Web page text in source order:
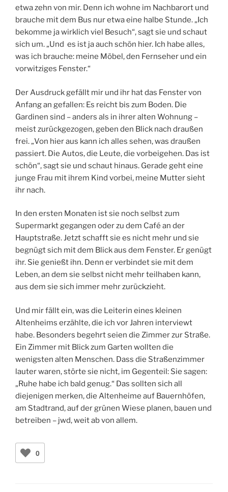
etwa zehn von mir. Denn ich wohne im Nachbarort und
brauche mit dem Bus nur etwa eine halbe Stunde. „Ich
bekomme ja wirklich viel Besuch“, sagt sie und schaut
sich um. „Und es ist ja auch schön hier. Ich habe alles,
was ich brauche: meine Möbel, den Fernseher und ein
vorwitziges Fenster.“
Der Ausdruck gefällt mir und ihr hat das Fenster von
Anfang an gefallen: Es reicht bis zum Boden. Die
Gardinen sind – anders als in ihrer alten Wohnung –
meist zurückgezogen, geben den Blick nach draußen
frei. „Von hier aus kann ich alles sehen, was draußen
passiert. Die Autos, die Leute, die vorbeigehen. Das ist
schön“, sagt sie und schaut hinaus. Gerade geht eine
junge Frau mit ihrem Kind vorbei, meine Mutter sieht
ihr nach.
In den ersten Monaten ist sie noch selbst zum
Supermarkt gegangen oder zu dem Café an der
Hauptstraße. Jetzt schafft sie es nicht mehr und sie
begnügt sich mit dem Blick aus dem Fenster. Er genügt
ihr. Sie genießt ihn. Denn er verbindet sie mit dem
Leben, an dem sie selbst nicht mehr teilhaben kann,
aus dem sie sich immer mehr zurückzieht.
Und mir fällt ein, was die Leiterin eines kleinen
Altenheims erzählte, die ich vor Jahren interviewt
habe. Besonders begehrt seien die Zimmer zur Straße.
Ein Zimmer mit Blick zum Garten wollten die
wenigsten alten Menschen. Dass die Straßenzimmer
lauter waren, störte sie nicht, im Gegenteil: Sie sagen:
„Ruhe habe ich bald genug.“ Das sollten sich all
diejenigen merken, die Altenheime auf Bauernhöfen,
am Stadtrand, auf der grünen Wiese planen, bauen und
betreiben – jwd, weit ab von allem.
0